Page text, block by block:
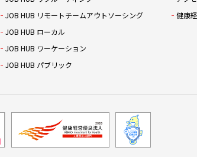
JOB HUB リモートチームアウトソーシング
JOB HUB ローカル
JOB HUB ワーケーション
JOB HUB パブリック
健康